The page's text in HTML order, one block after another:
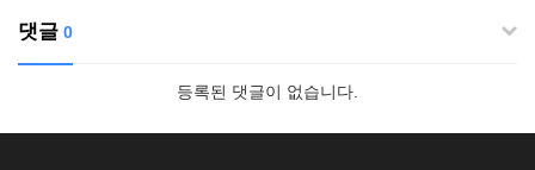
댓글 0
등록된 댓글이 없습니다.